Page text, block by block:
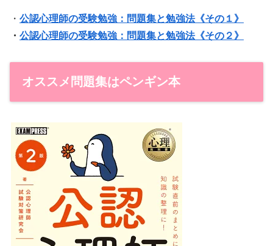
・ 公認心理師の受験勉強：問題集と勉強法《その１》
・ 公認心理師の受験勉強：問題集と勉強法《その２》
オススメ問題集はペンギン本